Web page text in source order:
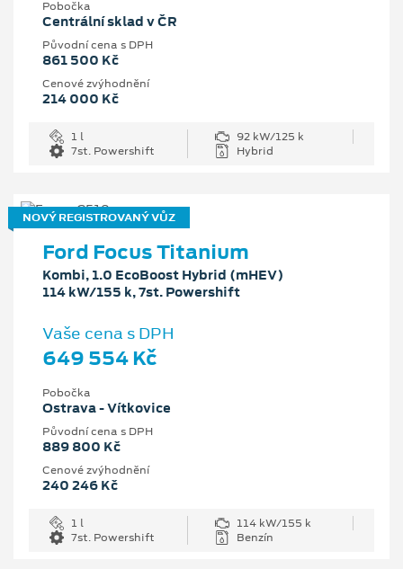
Pobočka
Centrální sklad v ČR
Původní cena s DPH
861 500 Kč
Cenové zvýhodnění
214 000 Kč
1 l
92 kW/125 k
7st. Powershift
Hybrid
NOVÝ REGISTROVANÝ VŮZ
Ford Focus Titanium
Kombi, 1.0 EcoBoost Hybrid (mHEV)
114 kW/155 k, 7st. Powershift
Vaše cena s DPH
649 554 Kč
Pobočka
Ostrava - Vítkovice
Původní cena s DPH
889 800 Kč
Cenové zvýhodnění
240 246 Kč
1 l
114 kW/155 k
7st. Powershift
Benzín